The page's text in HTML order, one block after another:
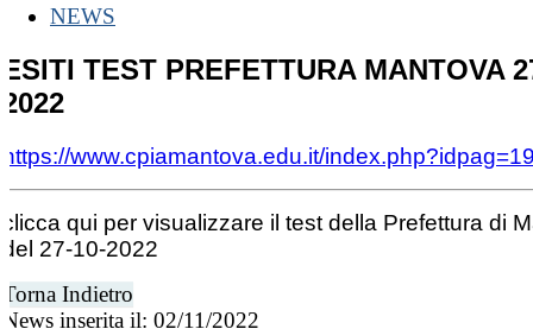
NEWS
ESITI TEST PREFETTURA MANTOVA
2022
https://www.cpiamantova.edu.it/
clicca qui per visualizzare il test della Prefettura di
del 27-10-2022
Torna Indietro
News inserita il: 02/11/2022